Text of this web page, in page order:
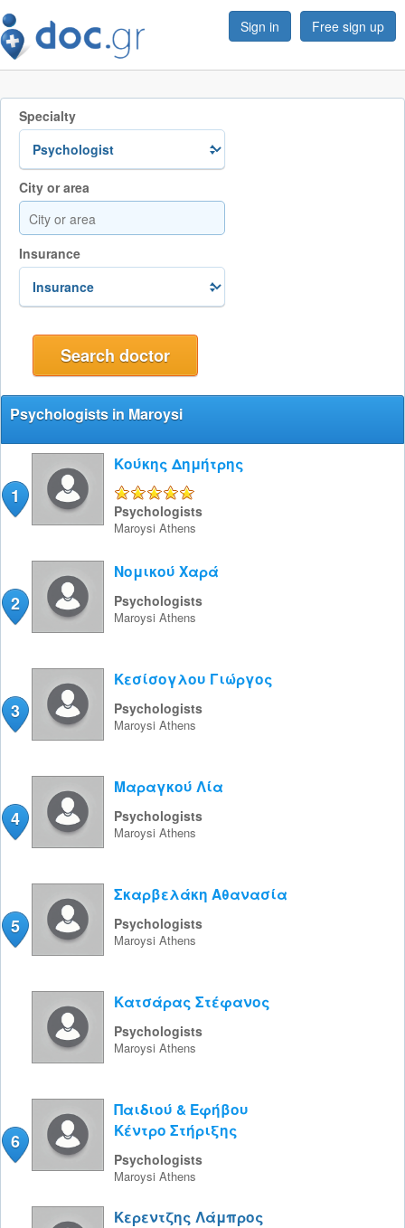
Sign in Free sign up
Specialty
City or area
Insurance
Psychologists in Maroysi
1
Κούκης Δημήτρης
Psychologists
Maroysi Athens
2
Νομικού Χαρά
Psychologists
Maroysi Athens
3
Κεσίσογλου Γιώργος
Psychologists
Maroysi Athens
4
Μαραγκού Λία
Psychologists
Maroysi Athens
5
Σκαρβελάκη Αθανασία
Psychologists
Maroysi Athens
Κατσάρας Στέφανος
Psychologists
Maroysi Athens
6
Παιδιού & Εφήβου
Κέντρο Στήριξης
Psychologists
Maroysi Athens
Κερεντζης Λάμπρος